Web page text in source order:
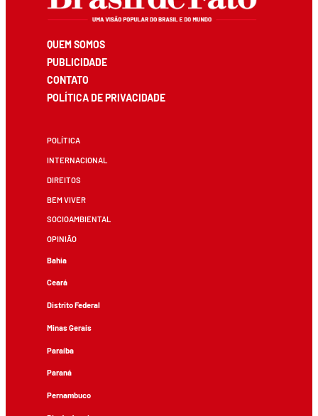
QUEM SOMOS
PUBLICIDADE
CONTATO
POLÍTICA DE PRIVACIDADE
POLÍTICA
INTERNACIONAL
DIREITOS
BEM VIVER
SOCIOAMBIENTAL
OPINIÃO
Bahia
Ceará
Distrito Federal
Minas Gerais
Paraíba
Paraná
Pernambuco